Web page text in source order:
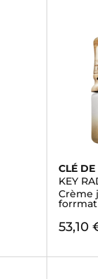
CLÉ
KEY
Crème
53,10